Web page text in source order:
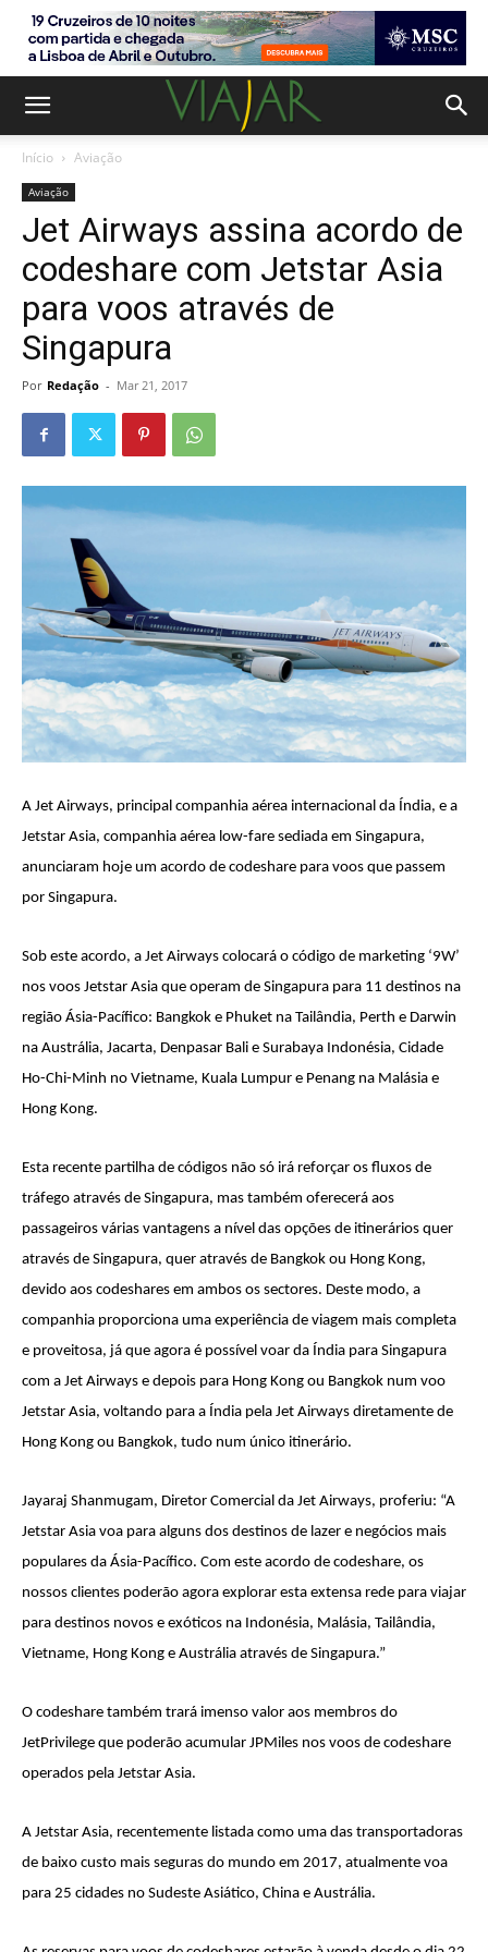
Início Aviação
Aviação
Jet Airways assina acordo de
codeshare com Jetstar Asia
para voos através de
Singapura
Por Redação - Mar 21, 2017
A Jet Airways, principal companhia aérea internacional da Índia, e a
Jetstar Asia, companhia aérea low-fare sediada em Singapura,
anunciaram hoje um acordo de codeshare para voos que passem
por Singapura.
Sob este acordo, a Jet Airways colocará o código de marketing ‘9W’
nos voos Jetstar Asia que operam de Singapura para 11 destinos na
região Ásia-Pacífico: Bangkok e Phuket na Tailândia, Perth e Darwin
na Austrália, Jacarta, Denpasar Bali e Surabaya Indonésia, Cidade
Ho-Chi-Minh no Vietname, Kuala Lumpur e Penang na Malásia e
Hong Kong.
Esta recente partilha de códigos não só irá reforçar os fluxos de
tráfego através de Singapura, mas também oferecerá aos
passageiros várias vantagens a nível das opções de itinerários quer
através de Singapura, quer através de Bangkok ou Hong Kong,
devido aos codeshares em ambos os sectores. Deste modo, a
companhia proporciona uma experiência de viagem mais completa
e proveitosa, já que agora é possível voar da Índia para Singapura
com a Jet Airways e depois para Hong Kong ou Bangkok num voo
Jetstar Asia, voltando para a Índia pela Jet Airways diretamente de
Hong Kong ou Bangkok, tudo num único itinerário.
Jayaraj Shanmugam, Diretor Comercial da Jet Airways, proferiu: “A
Jetstar Asia voa para alguns dos destinos de lazer e negócios mais
populares da Ásia-Pacífico. Com este acordo de codeshare, os
nossos clientes poderão agora explorar esta extensa rede para viajar
para destinos novos e exóticos na Indonésia, Malásia, Tailândia,
Vietname, Hong Kong e Austrália através de Singapura.”
O codeshare também trará imenso valor aos membros do
JetPrivilege que poderão acumular JPMiles nos voos de codeshare
operados pela Jetstar Asia.
A Jetstar Asia, recentemente listada como uma das transportadoras
de baixo custo mais seguras do mundo em 2017, atualmente voa
para 25 cidades no Sudeste Asiático, China e Austrália.